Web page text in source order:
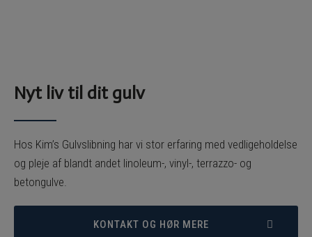
Nyt liv til dit gulv
Hos Kim’s Gulvslibning har vi stor erfaring med vedligeholdelse
og pleje af blandt andet linoleum-, vinyl-, terrazzo- og
betongulve.
KONTAKT OG HØR MERE